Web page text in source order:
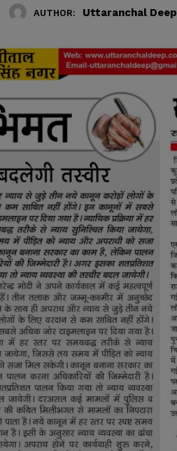
AUTHOR: Uttaranchal Deep